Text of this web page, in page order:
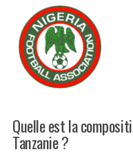
Quelle est la
Tanzanie ?